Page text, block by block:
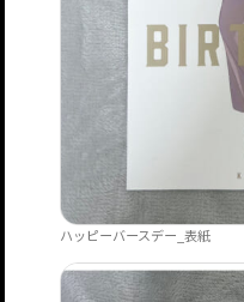
ハッピーバースデー_表紙